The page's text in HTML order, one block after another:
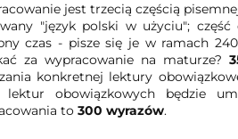
jest trzecią częścią
"język polski w użyciu";
czas - pisze się je w ramach
za wypracowanie na maturze?
konkretnej lektury
lektur obowiązkowych będzie
to 300 wyrazów.